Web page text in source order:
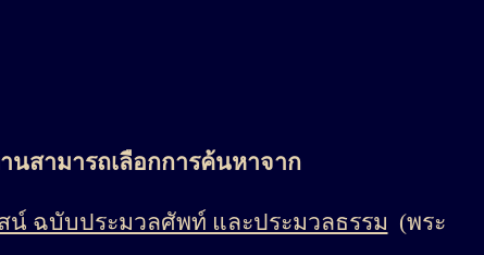
นสามารถเลือกการค้นหาจาก
ฉบับประมวลศัพท์ และประมวลธรรม (พระ